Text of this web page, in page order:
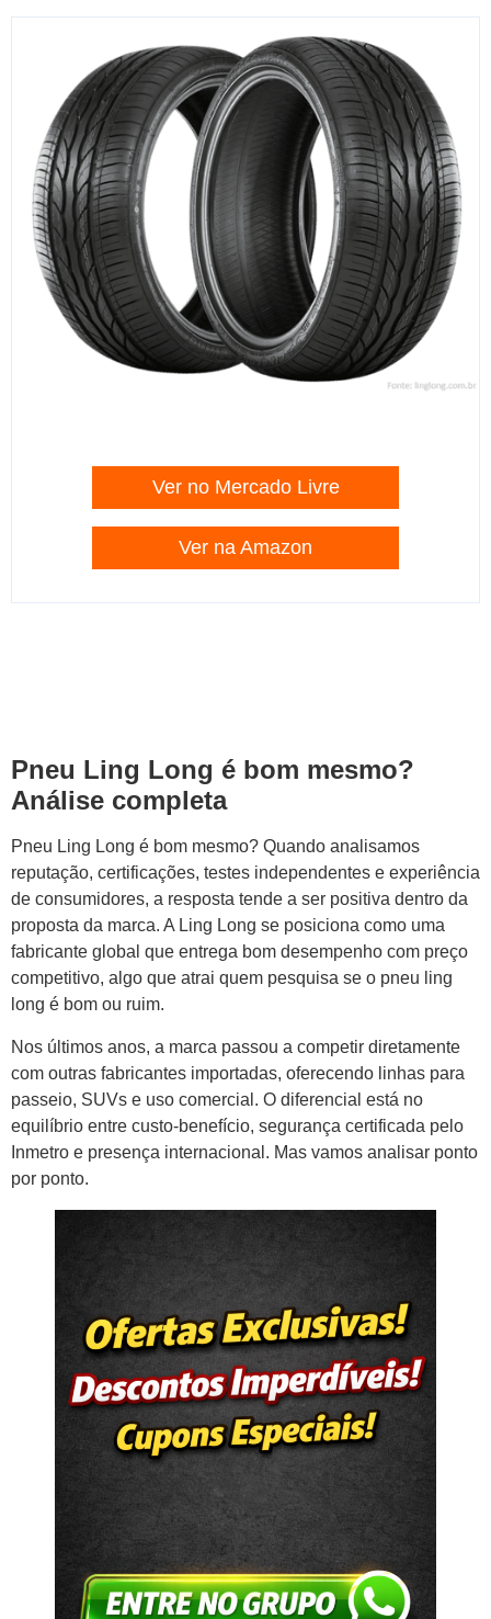
Ver no Mercado Livre
Ver na Amazon
Pneu Ling Long é bom mesmo?
Análise completa
Pneu Ling Long é bom mesmo? Quando analisamos
reputação, certificações, testes independentes e experiência
de consumidores, a resposta tende a ser positiva dentro da
proposta da marca. A Ling Long se posiciona como uma
fabricante global que entrega bom desempenho com preço
competitivo, algo que atrai quem pesquisa se o pneu ling
long é bom ou ruim.
Nos últimos anos, a marca passou a competir diretamente
com outras fabricantes importadas, oferecendo linhas para
passeio, SUVs e uso comercial. O diferencial está no
equilíbrio entre custo-benefício, segurança certificada pelo
Inmetro e presença internacional. Mas vamos analisar ponto
por ponto.